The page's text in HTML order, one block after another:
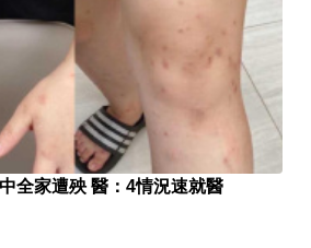
全家遭殃 醫：4情況速就醫